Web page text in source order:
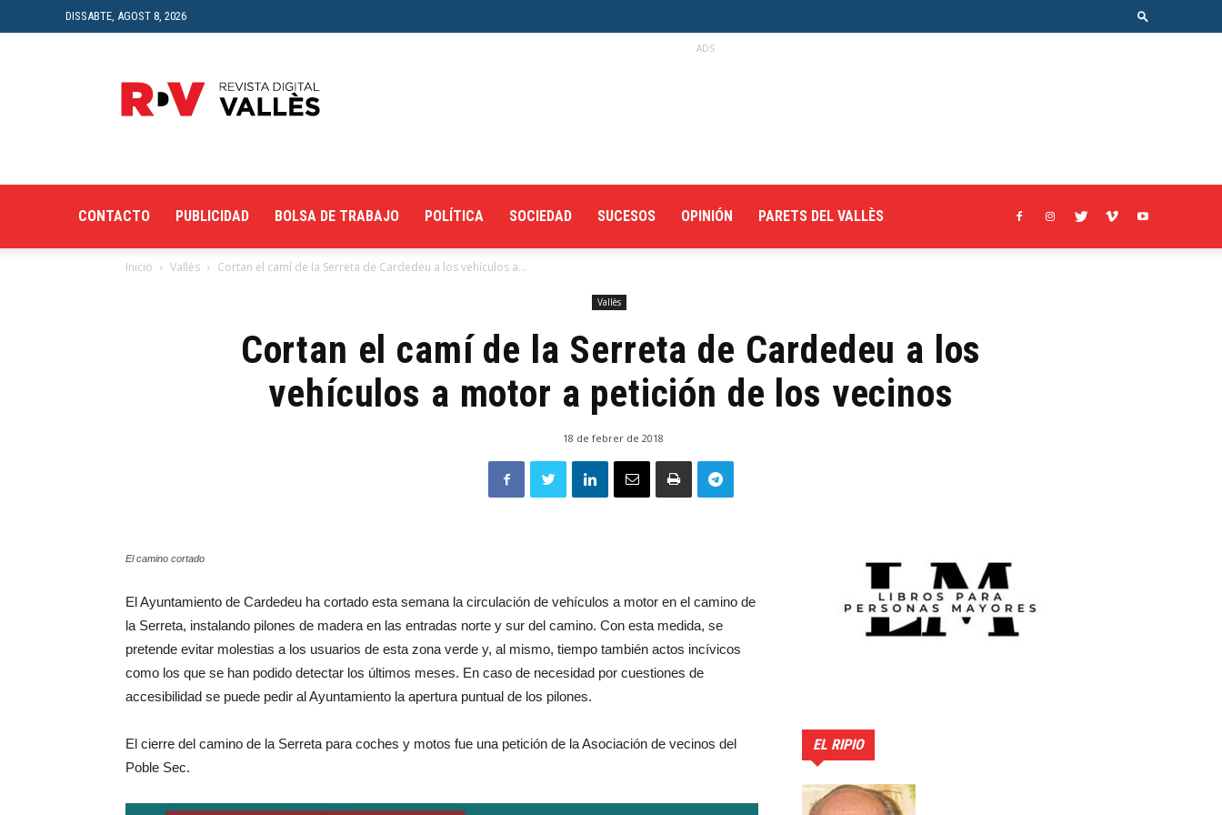
DISSABTE, AGOST 8, 2026
Digital
del
ADS
CONTACTO PUBLICIDAD BOLSA DE TRABAJO POLÍTICA SOCIEDAD SUCESOS OPINIÓN PARETS DEL VALLÈS
Inicio Vallès Cortan el camí de la Serreta de Cardedeu a los vehículos a...
Vallès
Cortan el camí de la Serreta de Cardedeu a los
vehículos a motor a petición de los vecinos
18 de febrer de 2018
El camino cortado
El Ayuntamiento de Cardedeu ha cortado esta semana la circulación de vehículos a motor en el camino de
la Serreta, instalando pilones de madera en las entradas norte y sur del camino. Con esta medida, se
pretende evitar molestias a los usuarios de esta zona verde y, al mismo, tiempo también actos incívicos
como los que se han podido detectar los últimos meses. En caso de necesidad por cuestiones de
accesibilidad se puede pedir al Ayuntamiento la apertura puntual de los pilones.
El cierre del camino de la Serreta para coches y motos fue una petición de la Asociación de vecinos del
Poble Sec.
EL RIPIO